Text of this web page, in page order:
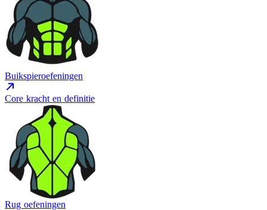
Buikspieroefeningen
Core kracht en definitie
Rug oefeningen